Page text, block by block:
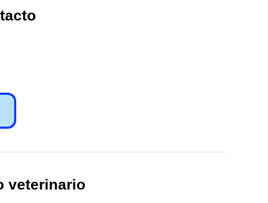
veterinario